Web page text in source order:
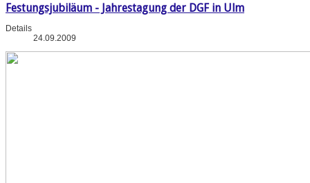
Festungsjubiläum - Jahrestagung der DGF in Ulm
Details
24.09.2009